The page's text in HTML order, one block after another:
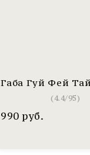
Габа Гуй Фей
( 4.4/95)
990 руб.